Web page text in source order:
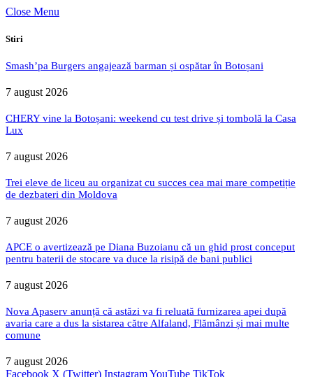
Close Menu
Stiri
Smash’pa Burgers angajează barman și ospătar în Botoșani
7 august 2026
CHERY vine la Botoșani: weekend cu test drive și tombolă la Casa
Lux
7 august 2026
Trei eleve de liceu au organizat cu succes cea mai mare competiție
de dezbateri din Moldova
7 august 2026
APCE o avertizează pe Diana Buzoianu că un ghid prost conceput
pentru baterii de stocare va duce la risipă de bani publici
7 august 2026
Nova Apaserv anunță că astăzi va fi reluată furnizarea apei după
avaria care a dus la sistarea către Alfaland, Flămânzi și mai multe
comune
7 august 2026
Facebook X (Twitter) InstagramYouTube TikTok